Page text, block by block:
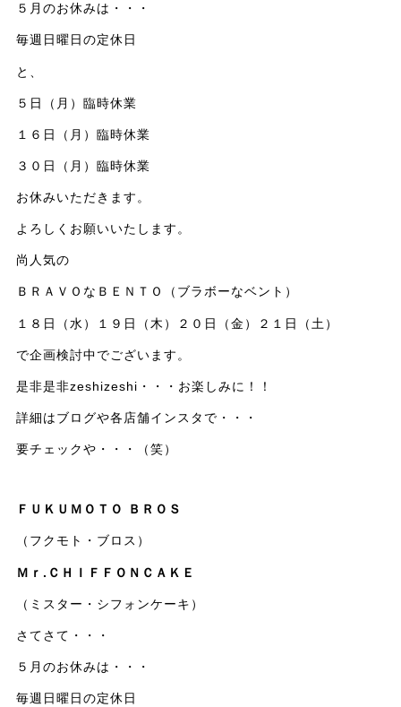
５月のお休みは・・・
毎週日曜日の定休日
と、
５日（月）臨時休業
１６日（月）臨時休業
３０日（月）臨時休業
お休みいただきます。
よろしくお願いいたします。
尚人気の
ＢＲＡＶＯなＢＥＮＴＯ（ブラボーなベント）
１８日（水）１９日（木）２０日（金）２１日（土）
で企画検討中でございます。
是非是非zeshizeshi・・・お楽しみに！！
詳細はブログや各店舗インスタで・・・
要チェックや・・・（笑）
ＦＵＫＵＭＯＴＯ ＢＲＯＳ
（フクモト・ブロス）
Ｍｒ.ＣＨＩＦＦＯＮＣＡＫＥ
（ミスター・シフォンケーキ）
さてさて・・・
５月のお休みは・・・
毎週日曜日の定休日